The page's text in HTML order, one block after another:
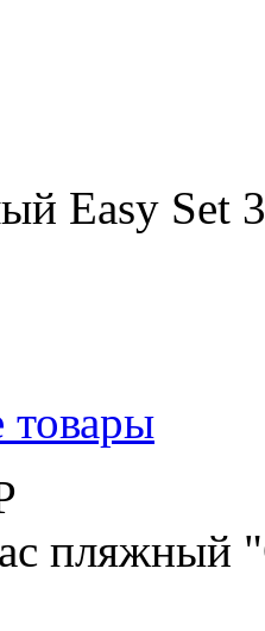
Easy Set
товары
пляжный